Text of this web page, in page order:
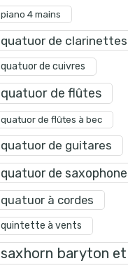
piano 4 mains
quatuor de clarinettes
quatuor de cuivres
quatuor de flûtes
quatuor de flûtes à bec
quatuor de guitares
quatuor de
quatuor à cordes
quintette à vents
saxhorn baryton